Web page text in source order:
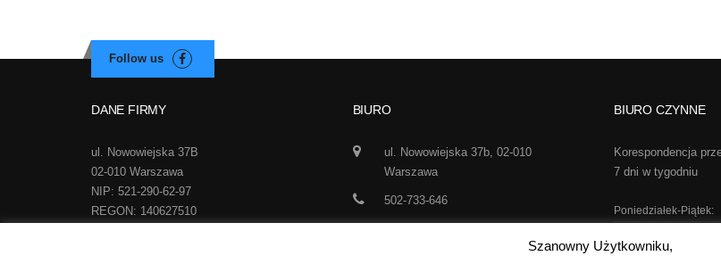
DANE FIRMY
ul. Nowowiejska 37B
02-010 Warszawa
NIP: 521-290-62-97
REGON: 140627510
BIURO
ul. Nowowiejska 37b, 02-010
Warszawa
502-733-646
BIURO CZYNNE
Korespondencja
7 dni w tygodniu
Poniedziałek-Piątek:
Szanowny Użytkowniku,